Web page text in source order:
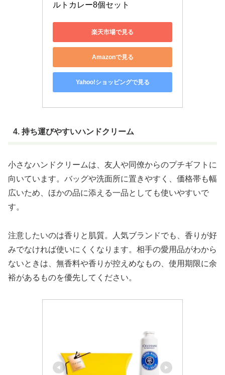
ルトカレー8個セット
楽天市場で見る
Amazonで見る
Yahoo!ショッピングで見る
4. 持ち運びやすいハンドクリーム
小さなハンドクリームは、友人や同僚からのプチギフトに
向いています。バッグや洗面所に置きやすく、価格帯も幅
広いため、ほかの品に添える一品としても使いやすいで
す。
注意したいのは香りと肌質。人気ブランドでも、香りが好
みでなければ使いにくくなります。相手の愛用品がわから
ないときは、無香料や香りが控えめなもの、使用期限に余
裕があるものを優先してください。